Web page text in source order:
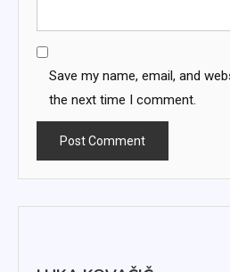
Save my name, email, and
the next time I comment.